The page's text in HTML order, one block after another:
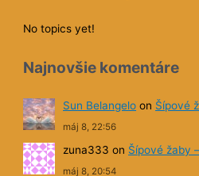
No topics yet!
Najnovšie komentáre
Sun Belangelo on Šípové
máj 8, 22:56
zuna333 on Šípové žaby
máj 8, 20:54